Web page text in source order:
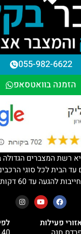
פעילות
055-982-6622
הזמנה בוואטסאפ
רשת המצברים הגדולה
הבית לכל סוגי
להגעה עד 60 דקות בלבד.